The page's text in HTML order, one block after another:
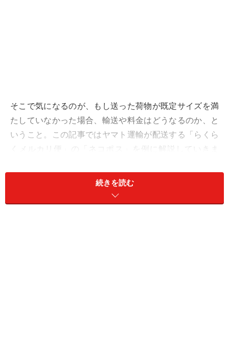
そこで気になるのが、もし送った荷物が既定サイズを満
たしていなかった場合、輸送や料金はどうなるのか、と
いうこと。この記事ではヤマト運輸が配送する「らくら
くメルカリ便」の「ネコポス」を例に解説していきま
“配送会社が測ったサイズ”が基準になる
続きを読む